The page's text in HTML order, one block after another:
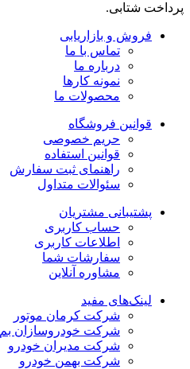
پرداخت شتابی.
فروش و بازاریابی
تماس با ما
درباره ما
نمونه کارها
محصولات ما
قوانین فروشگاه
حریم خصوصی
قوانین استفاده
راهنمای ثبت سفارش
سئوالات متداول
پشتیبانی مشتریان
حساب کاربری
اطلاعات کاربری
سفارشات شما
مشاوره آنلاین
لینک‌های مفید
شرکت کرمان موتور
شرکت خودروسازان بم
شرکت مدیران خودرو
شرکت بهمن خودرو